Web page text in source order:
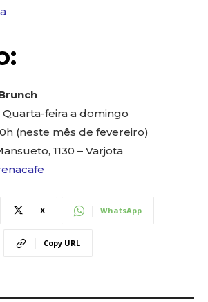
feira a domingo
(neste mês de fevereiro)
1130 – Varjota
X WhatsApp
Copy URL